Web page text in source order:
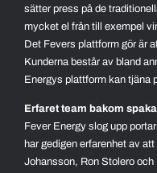
sätter press på de
mycket el från till exempel
Det Fevers plattform gör är
Kunderna består av bland
Energys plattform kan tjäna
Erfaret team bakom
Fever Energy slog upp
har gedigen erfarenhet av
Johansson, Ron Stolero